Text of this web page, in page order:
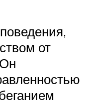
от